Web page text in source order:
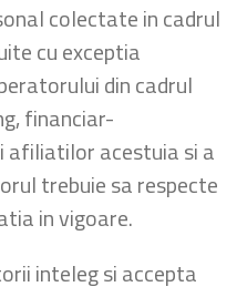
colectate in cadrul
cu exceptia
din cadrul
financiar-
afiliatilor acestuia si a
trebuie sa respecte
in vigoare.
inteleg si accepta